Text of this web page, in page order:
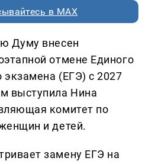
в MAX
Думу внесен
отмене Единого
экзамена (ЕГЭ) с 2027
выступила Нина
комитет по
и детей.
замену ЕГЭ на